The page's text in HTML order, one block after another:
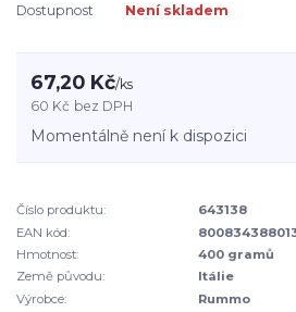
Dostupnost Není skladem
67,20 Kč/ks
60 Kč bez DPH
Momentálně není k dispozici
Číslo produktu:
643138
EAN kód:
Hmotnost:
400 gramů
Země původu:
Itálie
Výrobce:
Rummo